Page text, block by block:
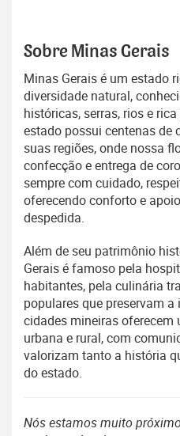
Sobre Minas Gerais
Minas Gerais é um estado
diversidade natural,
históricas, serras, rios e
estado possui centenas de
suas regiões, onde nossa
confecção e entrega de
sempre com cuidado,
oferecendo conforto e
despedida.
Além de seu patrimônio
Gerais é famoso pela
habitantes, pela culinária
populares que preservam
cidades mineiras oferecem
urbana e rural, com
valorizam tanto a história
do estado.
Nós estamos muito